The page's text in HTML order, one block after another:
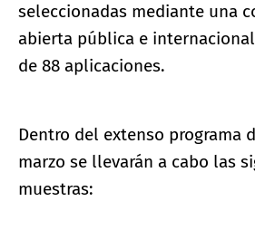
seleccionadas mediante una
abierta pública e
de 88 aplicaciones.
Dentro del extenso programa
marzo se llevarán a cabo las
muestras: